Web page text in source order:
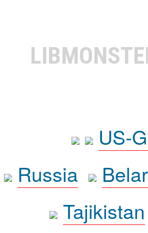
US-
Russia
Tajikistan